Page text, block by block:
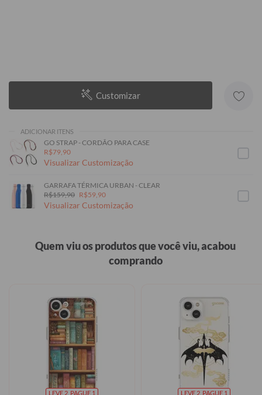
Customizar
ADICIONAR ITENS
GO STRAP - CORDÃO PARA CASE
R$79,90
Visualizar Customização
GARRAFA TÉRMICA URBAN - CLEAR
R$159,90 R$59,90
Visualizar Customização
Quem viu os produtos que você viu, acabou
comprando
LEVE 2, PAGUE 1 LEVE 2, PAGUE 1